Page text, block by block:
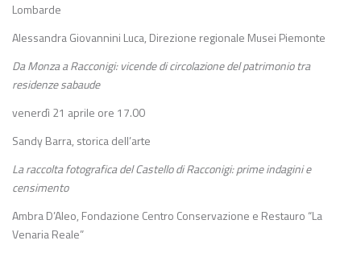
Lombarde
Alessandra Giovannini Luca, Direzione regionale Musei Piemonte
Da Monza a Racconigi: vicende di circolazione del patrimonio tra
residenze sabaude
venerdì 21 aprile ore 17.00
Sandy Barra, storica dell’arte
La raccolta fotografica del Castello di Racconigi: prime indagini e
censimento
Ambra D’Aleo, Fondazione Centro Conservazione e Restauro “La
Venaria Reale”